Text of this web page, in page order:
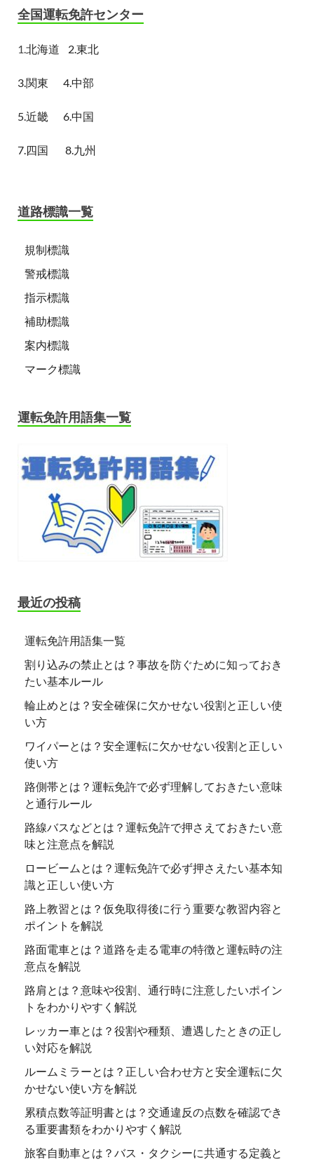
全国運転免許センター
1.北海道 2.東北
3.関東 4.中部
5.近畿 6.中国
7.四国 8.九州
道路標識一覧
規制標識
警戒標識
指示標識
補助標識
案内標識
マーク標識
運転免許用語集一覧
最近の投稿
運転免許用語集一覧
割り込みの禁止とは？事故を防ぐために知っておき
たい基本ルール
輪止めとは？安全確保に欠かせない役割と正しい使
い方
ワイパーとは？安全運転に欠かせない役割と正しい
使い方
路側帯とは？運転免許で必ず理解しておきたい意味
と通行ルール
路線バスなどとは？運転免許で押さえておきたい意
味と注意点を解説
ロービームとは？運転免許で必ず押さえたい基本知
識と正しい使い方
路上教習とは？仮免取得後に行う重要な教習内容と
ポイントを解説
路面電車とは？道路を走る電車の特徴と運転時の注
意点を解説
路肩とは？意味や役割、通行時に注意したいポイン
トをわかりやすく解説
レッカー車とは？役割や種類、遭遇したときの正し
い対応を解説
ルームミラーとは？正しい合わせ方と安全運転に欠
かせない使い方を解説
累積点数等証明書とは？交通違反の点数を確認でき
る重要書類をわかりやすく解説
旅客自動車とは？バス・タクシーに共通する定義と